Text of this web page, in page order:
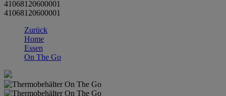
41068120600001
41068120600001
Zurück
Home
Essen
On The Go